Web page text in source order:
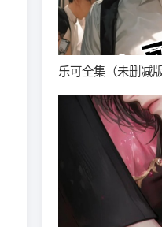
乐可全集（未删减版